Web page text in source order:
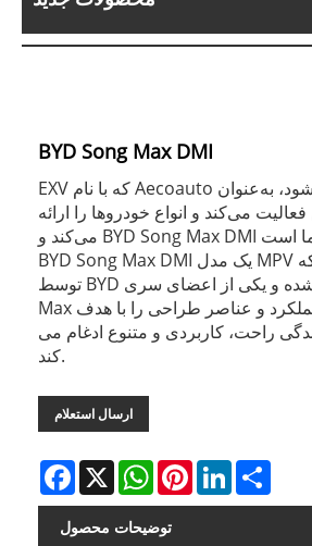
BYD Song Max DMI
EXV که با نام Aecoauto نیز شناخته می‌شود، به‌عنوان
می‌کند و انواع خودروها را ارائه
می‌کند و BYD Song Max DMI یکی از پیشنهادات ما است.
BYD Song Max DMI یک مدل MPV چند منظوره است که
توسط BYD راه اندازی شده و یکی از اعضای سری Song
Max است. چندین عملکرد و عناصر طراحی را با هدف
راحت، کاربردی و متنوع ادغام می
کند.
ارسال استعلام
Facebook
X WhatsAppPinterestLinkedIn
توضیحات محصول